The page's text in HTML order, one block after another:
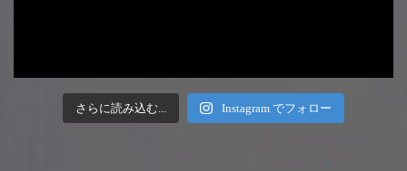
さらに読み込む... Instagram でフォロー